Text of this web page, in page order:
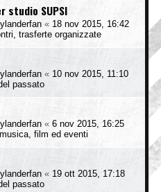
studio SUPSI
« 18 nov 2015, 16:42
trasferte organizzate
« 10 nov 2015, 11:10
passato
« 6 nov 2015, 16:25
film ed eventi
« 19 ott 2015, 17:18
passato